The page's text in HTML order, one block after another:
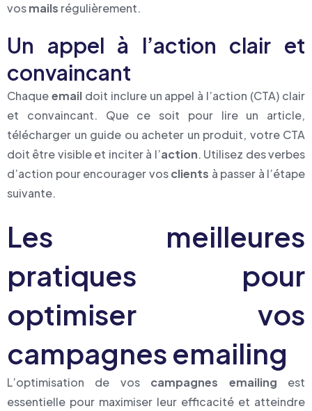
vosmails régulièrement.
Un appel à l’action clair et
convaincant
Chaqueemaildoit inclure un appel à l’action (CTA) clair
et convaincant. Que ce soit pour lire un article,
télécharger un guide ou acheter un produit, votre CTA
doit être visible et inciter à l’action. Utilisez des verbes
d’action pour encourager vosclients à passer à l’étape
suivante.
Les meilleures
pratiques pour
optimiser vos
campagnes emailing
L’optimisation de vos campagnes emailing est
essentielle pour maximiser leur efficacité et atteindre